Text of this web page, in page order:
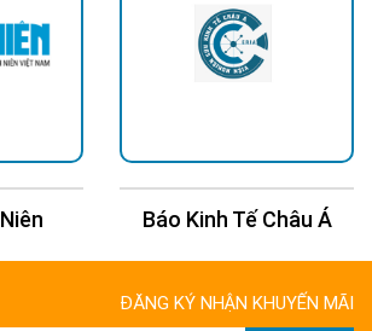
Báo Kinh Tế Châu Á
ĐĂNG KÝ NHẬN KHUYẾN MÃI